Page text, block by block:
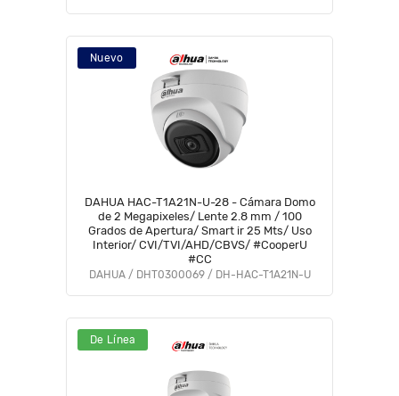
Nuevo
DAHUA HAC-T1A21N-U-28 - Cámara Domo
de 2 Megapixeles/ Lente 2.8 mm / 100
Grados de Apertura/ Smart ir 25 Mts/ Uso
Interior/ CVI/TVI/AHD/CBVS/ #CooperU
#CC
DAHUA / DHT0300069 / DH-HAC-T1A21N-U
De Línea